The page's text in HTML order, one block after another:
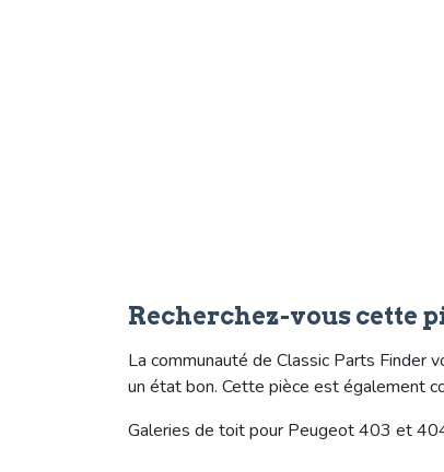
Recherchez-vous cette
La communauté de Classic Parts Finder
un état bon. Cette pièce est également
Galeries de toit pour Peugeot 403 et